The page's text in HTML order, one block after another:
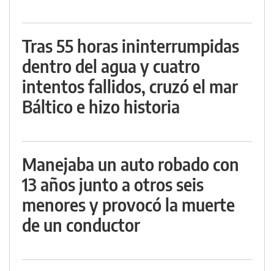
Tras 55 horas ininterrumpidas
dentro del agua y cuatro
intentos fallidos, cruzó el mar
Báltico e hizo historia
Manejaba un auto robado con
13 años junto a otros seis
menores y provocó la muerte
de un conductor